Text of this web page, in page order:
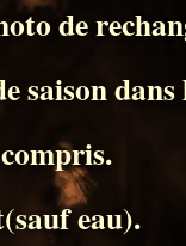
de
saison dans
eau).